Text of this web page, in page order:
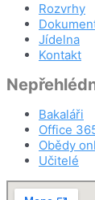
Rozvrhy
Jídelna
Kontakt
Bakaláři
Office
Obědy
Učitelé